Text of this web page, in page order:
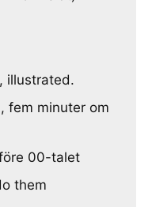
illustrated.
fem minuter om
00-talet
them